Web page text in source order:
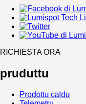
RICHIESTA ORA
pruduttu
Prodottu caldu